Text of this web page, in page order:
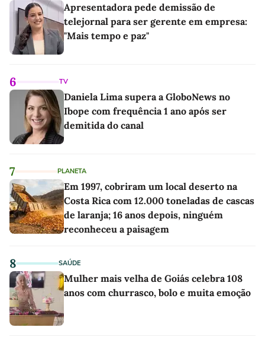
Apresentadora pede demissão de
telejornal para ser gerente em empresa:
"Mais tempo e paz"
6 TV
Daniela Lima supera a GloboNews no
Ibope com frequência 1 ano após ser
demitida do canal
7 PLANETA
Em 1997, cobriram um local deserto na
Costa Rica com 12.000 toneladas de cascas
de laranja; 16 anos depois, ninguém
reconheceu a paisagem
8 SAÚDE
Mulher mais velha de Goiás celebra 108
anos com churrasco, bolo e muita emoção